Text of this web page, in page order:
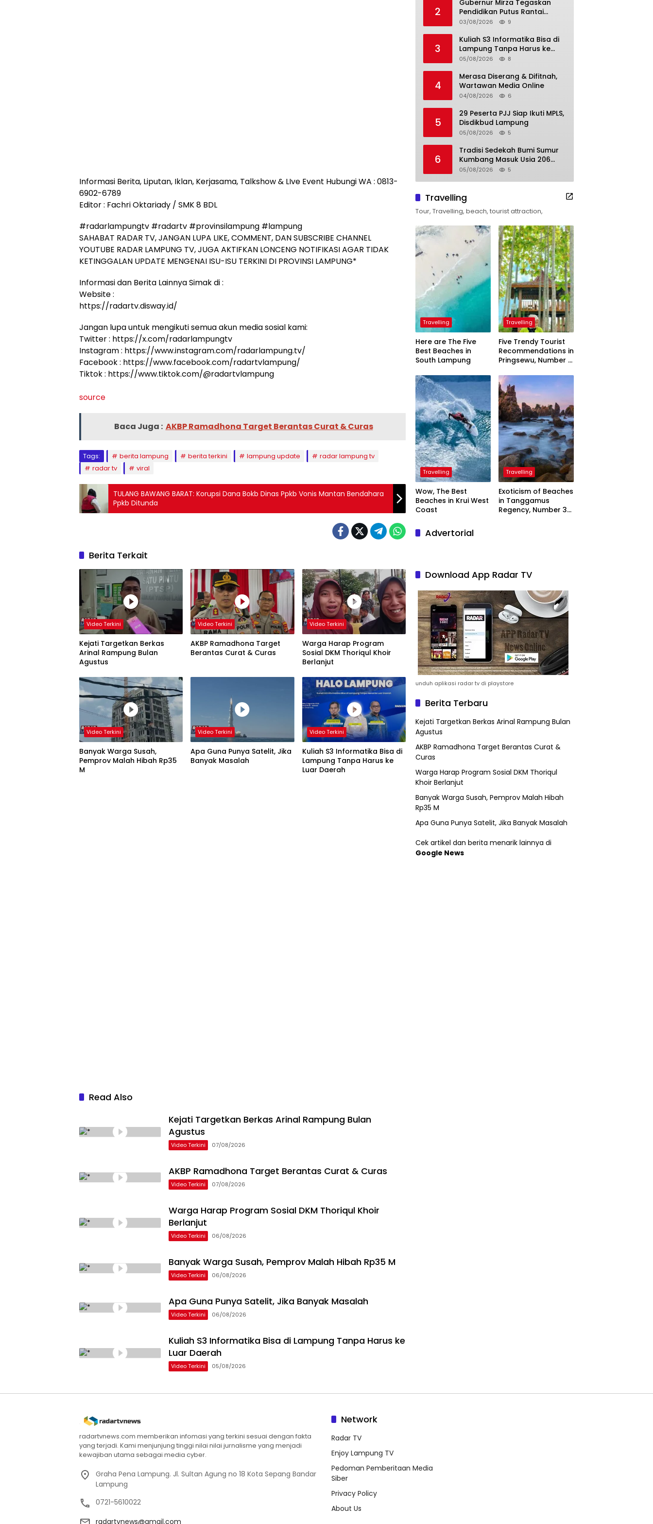
Informasi Berita, Liputan, Iklan, Kerjasama, Talkshow & LIve Event Hubungi WA : 0813-
6902-6789
Editor : Fachri Oktariady / SMK 8 BDL
#radarlampungtv #radartv #provinsilampung #lampung
SAHABAT RADAR TV, JANGAN LUPA LIKE, COMMENT, DAN SUBSCRIBE CHANNEL
YOUTUBE RADAR LAMPUNG TV, JUGA AKTIFKAN LONCENG NOTIFIKASI AGAR TIDAK
KETINGGALAN UPDATE MENGENAI ISU-ISU TERKINI DI PROVINSI LAMPUNG*
Informasi dan Berita Lainnya Simak di :
Website :
https://radartv.disway.id/
Jangan lupa untuk mengikuti semua akun media sosial kami:
Twitter : https://x.com/radarlampungtv
Instagram : https://www.instagram.com/radarlampung.tv/
Facebook : https://www.facebook.com/radartvlampung/
Tiktok : https://www.tiktok.com/@radartvlampung
source
Baca Juga : AKBP Ramadhona Target Berantas Curat & Curas
Tags: berita lampung berita terkini lampung update
radar lampung tv
radar tv
viral
TULANG BAWANG BARAT: Korupsi Dana Bokb Dinas Ppkb Vonis Mantan Bendahara
Ppkb Ditunda
Berita Terkait
Video Terkini
Kejati Targetkan Berkas
Arinal Rampung Bulan
Agustus
Video Terkini
AKBP Ramadhona Target
Berantas Curat & Curas
Video Terkini
Warga Harap Program
Sosial DKM Thoriqul Khoir
Berlanjut
Video Terkini
Banyak Warga Susah,
Pemprov Malah Hibah Rp35
M
Video Terkini
Apa Guna Punya Satelit, Jika
Banyak Masalah
Video Terkini
Kuliah S3 Informatika Bisa di
Lampung Tanpa Harus ke
Luar Daerah
Read Also
Kejati Targetkan Berkas Arinal Rampung Bulan
Agustus
Video Terkini 07/08/2026
AKBP Ramadhona Target Berantas Curat & Curas
Video Terkini 07/08/2026
Warga Harap Program Sosial DKM Thoriqul Khoir
Berlanjut
Video Terkini 06/08/2026
Banyak Warga Susah, Pemprov Malah Hibah Rp35 M
Video Terkini 06/08/2026
Apa Guna Punya Satelit, Jika Banyak Masalah
Video Terkini 06/08/2026
Kuliah S3 Informatika Bisa di Lampung Tanpa Harus ke
Luar Daerah
Video Terkini 05/08/2026
2
Gubernur Mirza Tegaskan
Pendidikan Putus Rantai
Kemiskinan
03/08/2026 9
3
Kuliah S3 Informatika Bisa di
Lampung Tanpa Harus ke
Luar Daerah
05/08/2026 8
4
Merasa Diserang & Difitnah,
Wartawan Media Online
04/08/2026 6
5
29 Peserta PJJ Siap Ikuti MPLS,
Disdikbud Lampung
05/08/2026 5
6
Tradisi Sedekah Bumi Sumur
Kumbang Masuk Usia 206
Tahun
05/08/2026 5
Travelling
Tour, Travelling, beach, tourist attraction,
Travelling
Here are The Five
Best Beaches in
South Lampung
Travelling
Five Trendy Tourist
Recommendations in
Pringsewu, Number 3
President
Travelling
Wow, The Best
Beaches in Krui West
Coast
Travelling
Exoticism of Beaches
in Tanggamus
Regency, Number 3
Advertorial
Download App Radar TV
unduh aplikasi radar tv di playstore
Berita Terbaru
Kejati Targetkan Berkas Arinal Rampung Bulan
Agustus
AKBP Ramadhona Target Berantas Curat &
Curas
Warga Harap Program Sosial DKM Thoriqul
Khoir Berlanjut
Banyak Warga Susah, Pemprov Malah Hibah
Rp35 M
Apa Guna Punya Satelit, Jika Banyak Masalah
Cek artikel dan berita menarik lainnya di
Google News
radartvnews.com memberikan infomasi yang terkini sesuai dengan fakta
yang terjadi. Kami menjunjung tinggi nilai nilai jurnalisme yang menjadi
kewajiban utama sebagai media cyber.
Graha Pena Lampung. Jl. Sultan Agung no 18 Kota Sepang Bandar
Lampung
0721-5610022
radartvnews@gmail.com
Network
Radar TV
Enjoy Lampung TV
Pedoman Pemberitaan Media
Siber
Privacy Policy
About Us